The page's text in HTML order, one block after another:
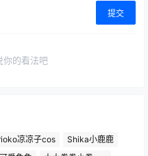
提交
你的看法吧
凉凉子cos
Shika小鹿鹿